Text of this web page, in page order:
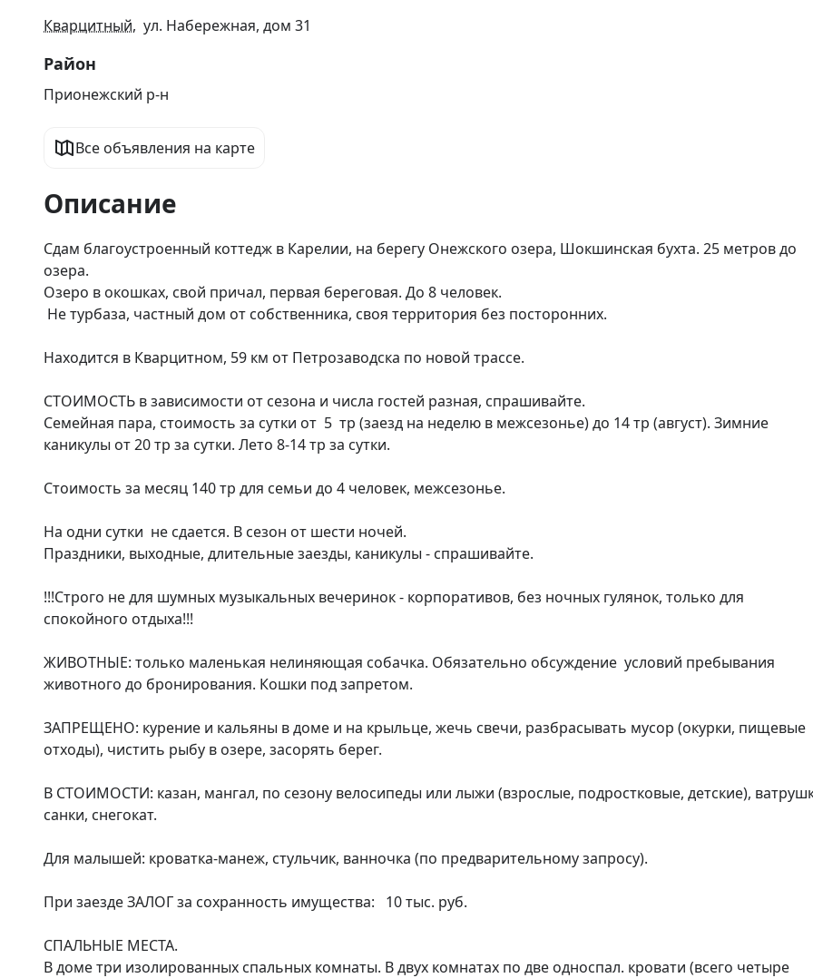
17
Кварцитный, ул. Набережная, дом 31
Район
Прионежский р-н
Все объявления на карте
Описание
Сдам благоустроенный коттедж в Карелии, на берегу Онежского озера, Шокшинская бухта. 25 метров до
озера.
Озеро в окошках, свой причал, первая береговая. До 8 человек.
Находится в Кварцитном, 59 км от Петрозаводска по новой трассе.
СТОИМОСТЬ в зависимости от сезона и числа гостей разная, спрашивайте.
Семейная пара, стоимость за сутки от  5  тр (заезд на неделю в межсезонье) до 14 тр (август). Зимние
каникулы от 20 тр за сутки. Лето 8-14 тр за сутки.
Стоимость за месяц 140 тр для семьи до 4 человек, межсезонье.
На одни сутки  не сдается. В сезон от шести ночей.
Праздники, выходные, длительные заезды, каникулы - спрашивайте.
!!!Строго не для шумных музыкальных вечеринок - корпоративов, без ночных гулянок, только для
спокойного отдыха!!!
ЖИВОТНЫЕ: только маленькая нелиняющая собачка. Обязательно обсуждение  условий пребывания
животного до бронирования. Кошки под запретом.
ЗАПРЕЩЕНО: курение и кальяны в доме и на крыльце, жечь свечи, разбрасывать мусор (окурки, пищевые
отходы), чистить рыбу в озере, засорять берег.
В СТОИМОСТИ: казан, мангал, по сезону велосипеды или лыжи (взрослые, подростковые, детские),
санки, снегокат.
Для малышей: кроватка-манеж, стульчик, ванночка (по предварительному запросу).
При заезде ЗАЛОГ за сохранность имущества:   10 тыс. руб.
СПАЛЬНЫЕ МЕСТА.
В доме три изолированных спальных комнаты. В двух комнатах по две односпал. кровати (всего четыре